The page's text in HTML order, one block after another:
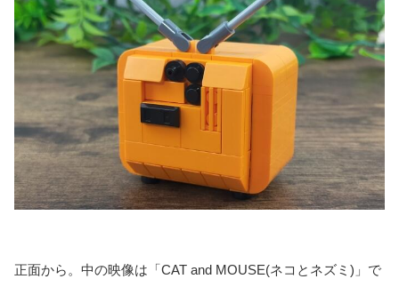
正面から。中の映像は「CAT and MOUSE(ネコとネズミ)」で